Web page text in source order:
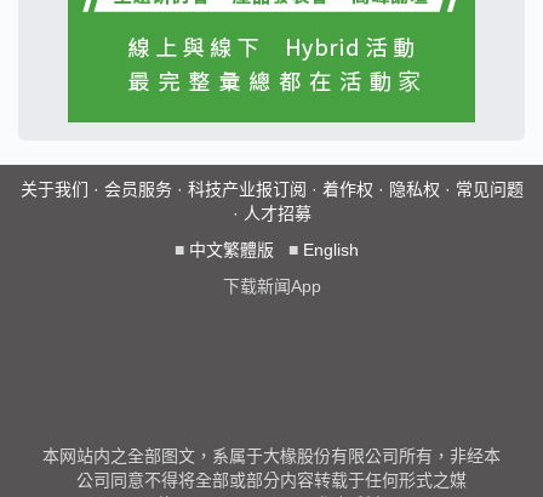
关于我们 · 会员服务· 科技产业报订阅 · 着作权 · 隐私权 · 常见问题
· 人才招募
■ 中文繁體版 ■ English
下载新闻App
本网站内之全部图文，系属于大椽股份有限公司所有，非经本
公司同意不得将全部或部分内容转载于任何形式之媒